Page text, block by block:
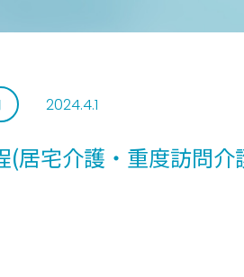
2024.4.1
(居宅介護・重度訪問介